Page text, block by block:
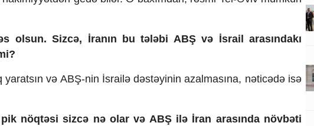
olsun. Sizcə, İranın bu tələbi ABŞ və İsrail arasındakı
yaratsın və ABŞ-nin İsrailə dəstəyinin azalmasına, nəticədə isə
nöqtəsi sizcə nə olar və ABŞ ilə İran arasında növbəti